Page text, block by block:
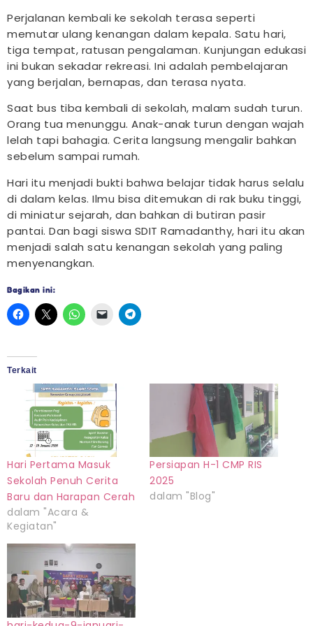
Perjalanan kembali ke sekolah terasa seperti
memutar ulang kenangan dalam kepala. Satu hari,
tiga tempat, ratusan pengalaman. Kunjungan edukasi
ini bukan sekadar rekreasi. Ini adalah pembelajaran
yang berjalan, bernapas, dan terasa nyata.
Saat bus tiba kembali di sekolah, malam sudah turun.
Orang tua menunggu. Anak-anak turun dengan wajah
lelah tapi bahagia. Cerita langsung mengalir bahkan
sebelum sampai rumah.
Hari itu menjadi bukti bahwa belajar tidak harus selalu
di dalam kelas. Ilmu bisa ditemukan di rak buku tinggi,
di miniatur sejarah, dan bahkan di butiran pasir
pantai. Dan bagi siswa SDIT Ramadanthy, hari itu akan
menjadi salah satu kenangan sekolah yang paling
menyenangkan.
Bagikan ini:
Terkait
Hari Pertama Masuk
Sekolah Penuh Cerita
Baru dan Harapan Cerah
dalam "Acara &
Kegiatan"
Persiapan H-1 CMP RIS
2025
dalam "Blog"